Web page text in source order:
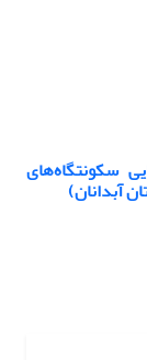
سکونتگاه‌های
آبدانان)